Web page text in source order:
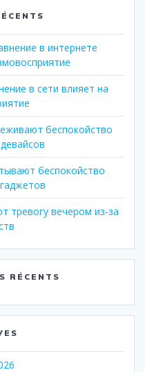
в интернете
в сети влияет на
беспокойство
беспокойство
вечером из-за
RÉCENTS